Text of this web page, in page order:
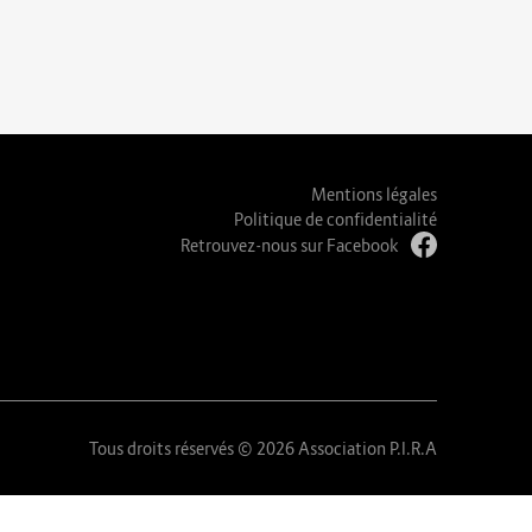
Mentions légales
Politique de confidentialité
Retrouvez-nous sur Facebook
Tous droits réservés © 2026 Association P.I.R.A